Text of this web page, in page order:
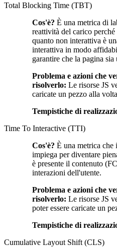
Total Blocking Time (TBT)
Cos'è? È una metrica di
reattività del carico
quanto non interattiva è
interattiva in modo
garantire che la pagina
Problema e azioni che
risolverlo: Le risorse JS
caricate un pezzo alla
Tempistiche di
Time To Interactive (TTI)
Cos'è? È una metrica che
impiega per diventare
è presente il contenuto
interazioni dell'utente.
Problema e azioni che
risolverlo: Le risorse JS
poter essere caricate un
Tempistiche di
Cumulative Layout Shift (CLS)